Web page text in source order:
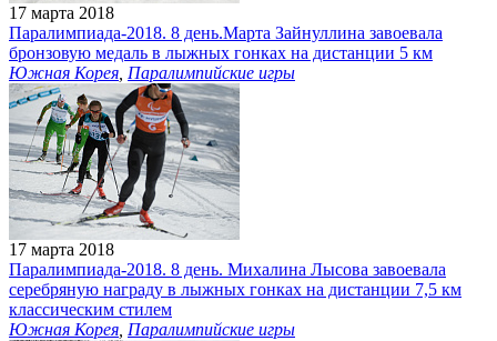
17 марта 2018
Паралимпиада-2018. 8 день.Марта Зайнуллина завоевала
бронзовую медаль в лыжных гонках на дистанции 5 км
Южная Корея Паралимпийские игры
17 марта 2018
Паралимпиада-2018. 8 день. Михалина Лысова завоевала
серебряную награду в лыжных гонках на дистанции 7,5 км
классическим стилем
Южная Корея Паралимпийские игры